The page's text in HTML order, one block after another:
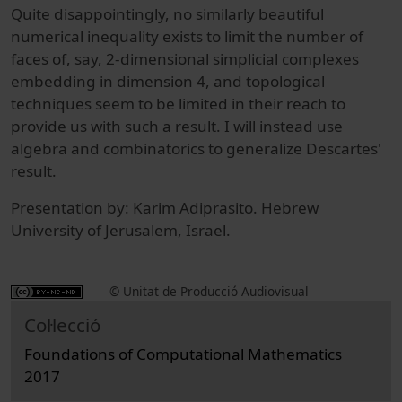
Quite disappointingly, no similarly beautiful
numerical inequality exists to limit the number of
faces of, say, 2-dimensional simplicial complexes
embedding in dimension 4, and topological
techniques seem to be limited in their reach to
provide us with such a result. I will instead use
algebra and combinatorics to generalize Descartes'
result.
Presentation by: Karim Adiprasito. Hebrew
University of Jerusalem, Israel.
© Unitat de Producció Audiovisual
Col·lecció
Foundations of Computational Mathematics
2017